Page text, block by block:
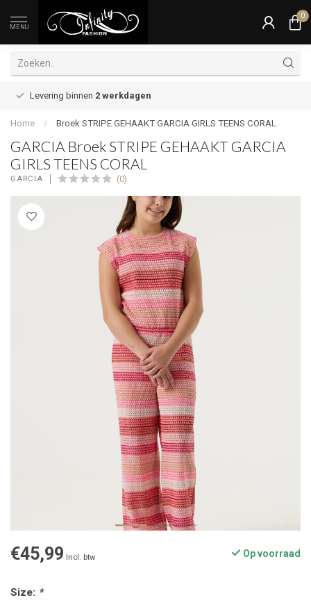
MENU
0
Levering binnen 2 werkdagen
Home / Broek STRIPE GEHAAKT GARCIA GIRLS TEENS CORAL
GARCIA Broek STRIPE GEHAAKT GARCIA
GIRLS TEENS CORAL
GARCIA (0)
€45,99 Incl. btw Op voorraad
Size: *